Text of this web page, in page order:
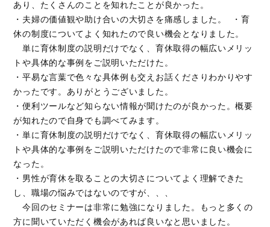
あり、たくさんのことを知れたことが良かった。
・夫婦の価値観や助け合いの大切さを痛感しました。 ・育
休の制度についてよく知れたので良い機会となりました。
単に育休制度の説明だけでなく、育休取得の幅広いメリッ
トや具体的な事例をご説明いただけた。
・平易な言葉で色々な具体例も交えお話くださりわかりやす
かったです。ありがとうございました。
・便利ツールなど知らない情報が聞けたのが良かった。概要
が知れたので自身でも調べてみます。
・単に育休制度の説明だけでなく、育休取得の幅広いメリッ
トや具体的な事例をご説明いただけたので非常に良い機会に
なった。
・男性が育休を取ることの大切さについてよく理解できた
し、職場の悩みではないのですが、、、
今回のセミナーは非常に勉強になりました。もっと多くの
方に聞いていただく機会があれば良いなと思いました。